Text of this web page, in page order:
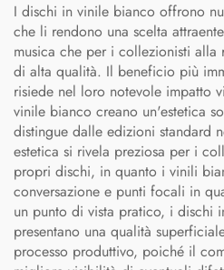
I dischi in vinile bianco offrono
che li rendono una scelta
musica che per i collezionisti alla
di alta qualità. Il beneficio più
risiede nel loro notevole impatto
vinile bianco creano un'estetica
distingue dalle edizioni standard
estetica si rivela preziosa per i
propri dischi, in quanto i vinili
conversazione e punti focali in
un punto di vista pratico, i dischi
presentano una qualità
processo produttivo, poiché il